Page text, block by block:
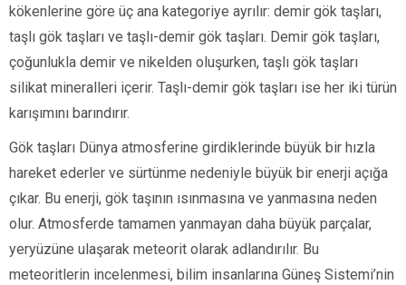
kökenlerine göre üç ana kategoriye ayrılır: demir gök taşları,
taşlı gök taşları ve taşlı-demir gök taşları. Demir gök taşları,
çoğunlukla demir ve nikelden oluşurken, taşlı gök taşları
silikat mineralleri içerir. Taşlı-demir gök taşları ise her iki türün
karışımını barındırır.
Gök taşları Dünya atmosferine girdiklerinde büyük bir hızla
hareket ederler ve sürtünme nedeniyle büyük bir enerji açığa
çıkar. Bu enerji, gök taşının ısınmasına ve yanmasına neden
olur. Atmosferde tamamen yanmayan daha büyük parçalar,
yeryüzüne ulaşarak meteorit olarak adlandırılır. Bu
meteoritlerin incelenmesi, bilim insanlarına Güneş Sistemi’nin